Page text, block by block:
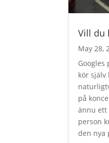
Vill du
May 28,
kör själv
på
ännu ett
person
den nya